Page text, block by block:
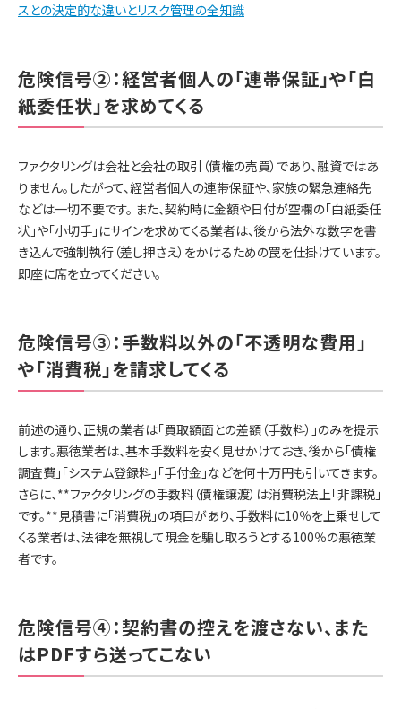
スとの決定的な違いとリスク管理の全知識
危険信号②：経営者個人の「連帯保証」や「白
紙委任状」を求めてくる
ファクタリングは会社と会社の取引（債権の売買）であり、融資ではあ
りません。したがって、経営者個人の連帯保証や、家族の緊急連絡先
などは一切不要です。 また、契約時に金額や日付が空欄の「白紙委任
状」や「小切手」にサインを求めてくる業者は、後から法外な数字を書
き込んで強制執行（差し押さえ）をかけるための罠を仕掛けています。
即座に席を立ってください。
危険信号③：手数料以外の「不透明な費用」
や「消費税」を請求してくる
前述の通り、正規の業者は「買取額面との差額（手数料）」のみを提示
します。悪徳業者は、基本手数料を安く見せかけておき、後から「債権
調査費」「システム登録料」「手付金」などを何十万円も引いてきます。
さらに、**ファクタリングの手数料（債権譲渡）は消費税法上「非課税」
です。**見積書に「消費税」の項目があり、手数料に10％を上乗せして
くる業者は、法律を無視して現金を騙し取ろうとする100％の悪徳業
者です。
危険信号④：契約書の控えを渡さない、また
はPDFすら送ってこない